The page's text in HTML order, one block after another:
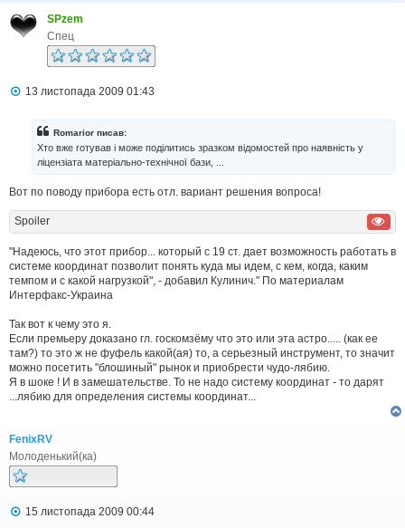
SPzem
Спец
П
е
н
я
13 листопада 2009 01:43
Romarior писав:
Хто вже готував і може поділитись зразком відомостей про наявність у
ліцензіата матеріально-технічної бази, ...
Вот по поводу прибора есть отл. вариант решения вопроса!
Spoiler
"Надеюсь, что этот прибор... который с 19 ст. дает возможность работать в
системе координат позволит понять куда мы идем, с кем, когда, каким
темпом и с какой нагрузкой", - добавил Кулинич." По материалам
Интерфакс-Украина
Так вот к чему это я.
Если премьеру доказано гл. госкомзёму что это или эта астро..... (как ее
там?) то это ж не фуфель какой(ая) то, а серьезный инструмент, то значит
можно посетить "блошиный" рынок и приобрести чудо-лябию.
Я в шоке ! И в замешательстве. То не надо систему координат - то дарят
...лябию для определения системы координат...
FenixRV
Молоденький(ка)
П15 листопада 2009 00:44